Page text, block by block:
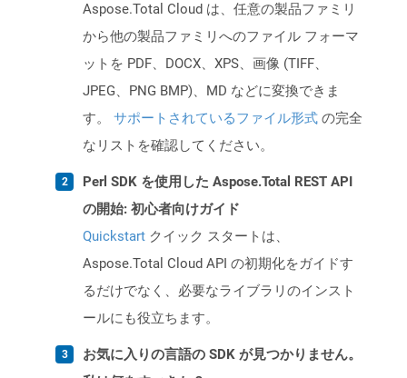
Aspose.Total Cloud は、任意の製品ファミリ
から他の製品ファミリへのファイル フォーマ
ットを PDF、DOCX、XPS、画像 (TIFF、
JPEG、PNG BMP)、MD などに変換できま
す。 サポートされているファイル形式 の完全
なリストを確認してください。
Perl SDK を使用した Aspose.Total REST API
の開始: 初心者向けガイド
Quickstart クイック スタートは、
Aspose.Total Cloud API の初期化をガイドす
るだけでなく、必要なライブラリのインスト
ールにも役立ちます。
お気に入りの言語の SDK が見つかりません。